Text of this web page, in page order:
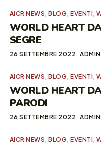
AICR NEWS ,BLOG ,EVENTI,
WORLD HEART
SEGRE
26 SETTEMBRE 2022
AICR NEWS ,BLOG ,EVENTI,
WORLD HEART
PARODI
26 SETTEMBRE 2022
AICR NEWS ,BLOG ,EVENTI,